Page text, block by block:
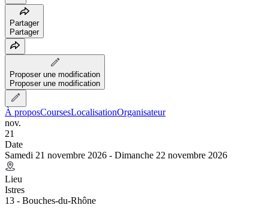
Partager
Partager
Proposer une modification
Proposer une modification
À proposCoursesLocalisationOrganisateur
nov.
21
Date
Samedi 21 novembre 2026 - Dimanche 22 novembre 2026
Lieu
Istres
13 - Bouches-du-Rhône